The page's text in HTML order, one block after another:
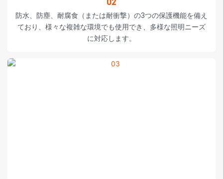
防水、防塵、耐腐食（または耐衝撃）の3つの保護機能を備え
ており、様々な複雑な環境でも使用でき、多様な照明ニーズ
に対応します。